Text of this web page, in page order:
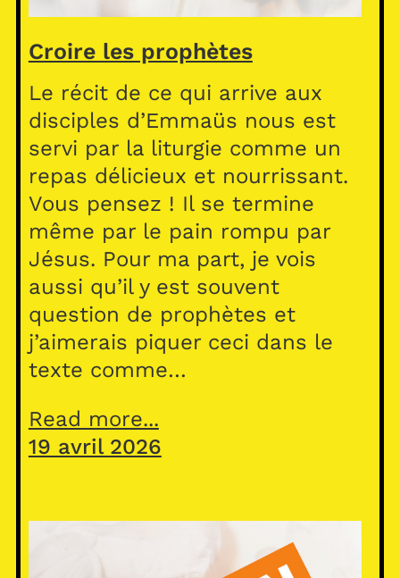
Croire les prophètes
Le récit de ce qui arrive aux
disciples d’Emmaüs nous est
servi par la liturgie comme un
repas délicieux et nourrissant.
Vous pensez ! Il se termine
même par le pain rompu par
Jésus. Pour ma part, je vois
aussi qu’il y est souvent
question de prophètes et
j’aimerais piquer ceci dans le
texte comme…
Read more...
19 avril 2026